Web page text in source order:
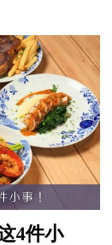
4件小